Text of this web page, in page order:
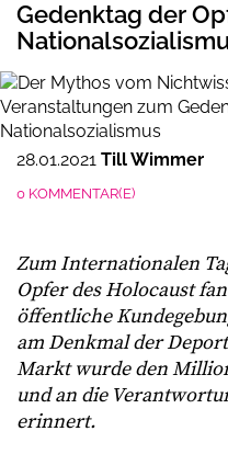
Gedenktag der
28.01.2021 Till Wimmer
0 KOMMENTAR(E)
Zum Internationalen
Opfer des Holocaust
öffentliche
am Denkmal der
Markt wurde den
und an die
erinnert.